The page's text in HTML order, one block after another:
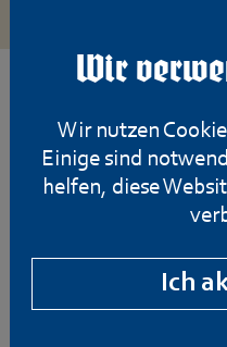
Wir
Wir nutzen
Einige sind
helfen, diese
Ich